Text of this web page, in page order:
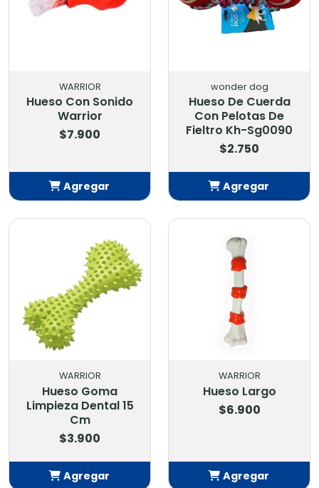
WARRIOR
Hueso Con Sonido
Warrior
$7.900
Agregar
Añadido
wonder dog
Hueso De Cuerda
Con Pelotas De
Fieltro Kh-Sg0090
$2.750
Agregar
Añadido
WARRIOR
Hueso Goma
Limpieza Dental 15
Cm
$3.900
Agregar
WARRIOR
Hueso Largo
$6.900
Agregar